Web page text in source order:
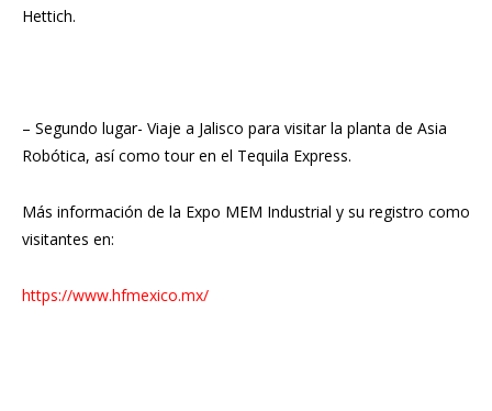
Hettich.
– Segundo lugar- Viaje a Jalisco para visitar la planta de Asia
Robótica, así como tour en el Tequila Express.
Más información de la Expo MEM Industrial y su registro como
visitantes en:
https://www.hfmexico.mx/